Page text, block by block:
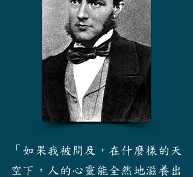
「如果我被問及，在什麼樣的天
空下，人的心靈能全然地滋養出